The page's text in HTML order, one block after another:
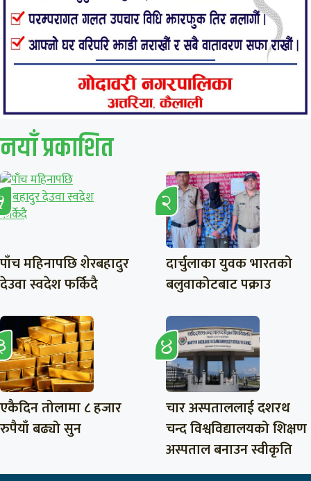
नयाँ प्रकाशित
पाँच महिनापछि शेरबहादुर
देउवा स्वदेश फर्किदै
दार्चुलाका युवक भारतको
बलुवाकोटबाट पक्राउ
एकैदिन तोलामा ८ हजार
रुपैयाँ बढ्यो सुन
चार अस्पताललाई दशरथ
चन्द विश्वविद्यालयको शिक्षण
अस्पताल बनाउन स्वीकृति